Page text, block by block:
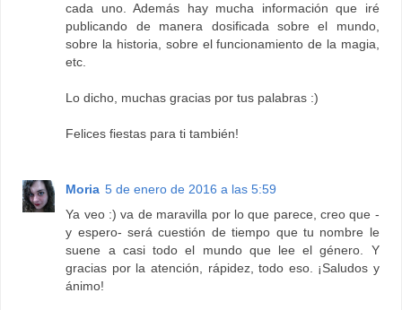
cada uno. Además hay mucha información que iré
publicando de manera dosificada sobre el mundo,
sobre la historia, sobre el funcionamiento de la magia,
etc.
Lo dicho, muchas gracias por tus palabras :)
Felices fiestas para ti también!
Moria 5 de enero de 2016 a las 5:59
Ya veo :) va de maravilla por lo que parece, creo que -
y espero- será cuestión de tiempo que tu nombre le
suene a casi todo el mundo que lee el género. Y
gracias por la atención, rápidez, todo eso. ¡Saludos y
ánimo!